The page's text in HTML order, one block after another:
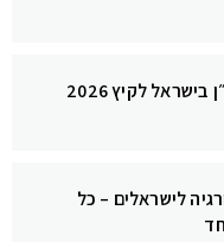
לקיץ 2026
לישראלים – כל